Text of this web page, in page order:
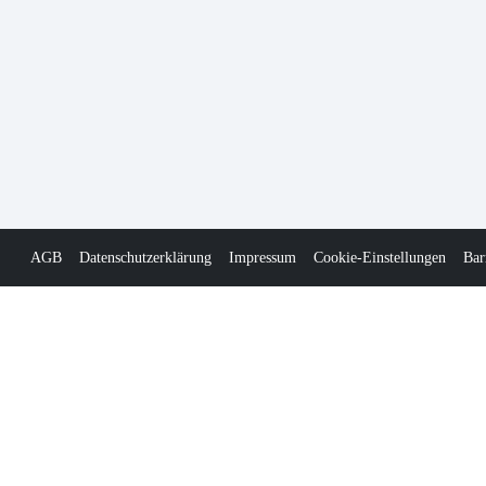
AGB Datenschutzerklärung Impressum Cookie-Einstellungen